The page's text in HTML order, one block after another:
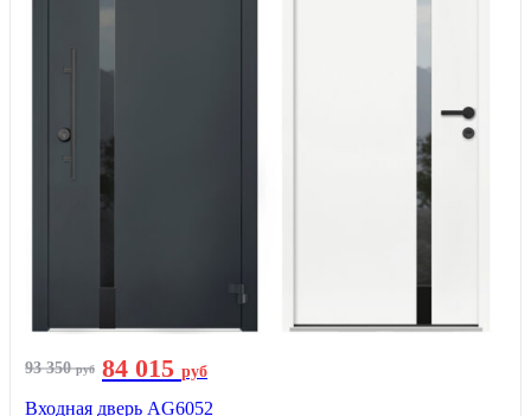
93 350руб 84 015 руб
Входная дверь AG6052